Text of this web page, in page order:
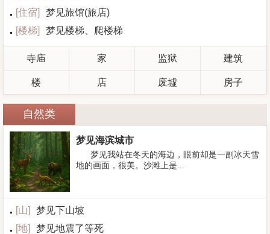
[住宿]
梦见旅馆(旅店)
[楼梯] 梦见楼梯、爬楼梯
寺庙 家 监狱 建筑
楼 店 废墟 房子
自然类
梦见海滨城市
梦见我站在冬天的海边，眼前却是一副冰天雪
地的画面，很美。沙滩上是...
[山]
梦见下山坡
[地]
梦见地震了等死